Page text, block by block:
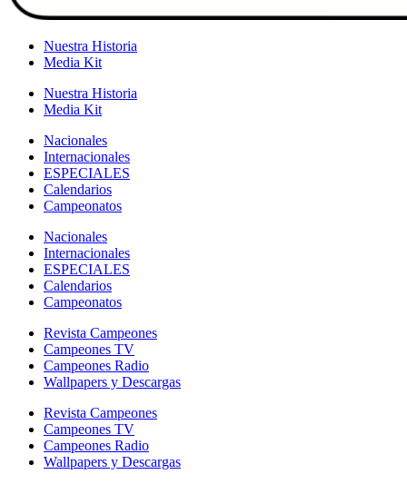
Nuestra Historia
Media Kit
Nuestra Historia
Media Kit
Nacionales
Internacionales
ESPECIALES
Calendarios
Campeonatos
Nacionales
Internacionales
ESPECIALES
Calendarios
Campeonatos
Revista Campeones
Campeones TV
Campeones Radio
Wallpapers y Descargas
Revista Campeones
Campeones TV
Campeones Radio
Wallpapers y Descargas